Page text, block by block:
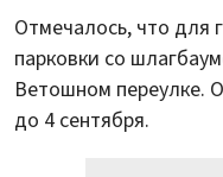
Отмечалось, что для
парковки со
Ветошном переулке.
до 4 сентября.